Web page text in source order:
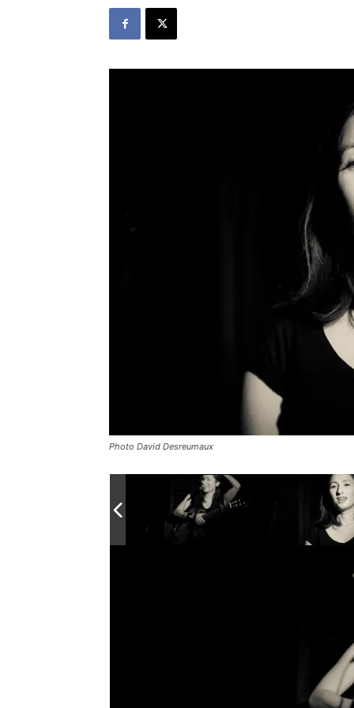
Photo David Desreumaux